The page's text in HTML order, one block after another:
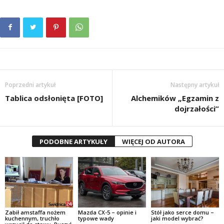
Poprzedni artykuł
Tablica odsłonięta [FOTO]
Następny artykuł
Alchemików „Egzamin z
dojrzałości”
PODOBNE ARTYKUŁY WIĘCEJ OD AUTORA
Zabił amstaffa nożem
kuchennym, truchło
Mazda CX-5 – opinie i
typowe wady
Stół jako serce domu –
jaki model wybrać?